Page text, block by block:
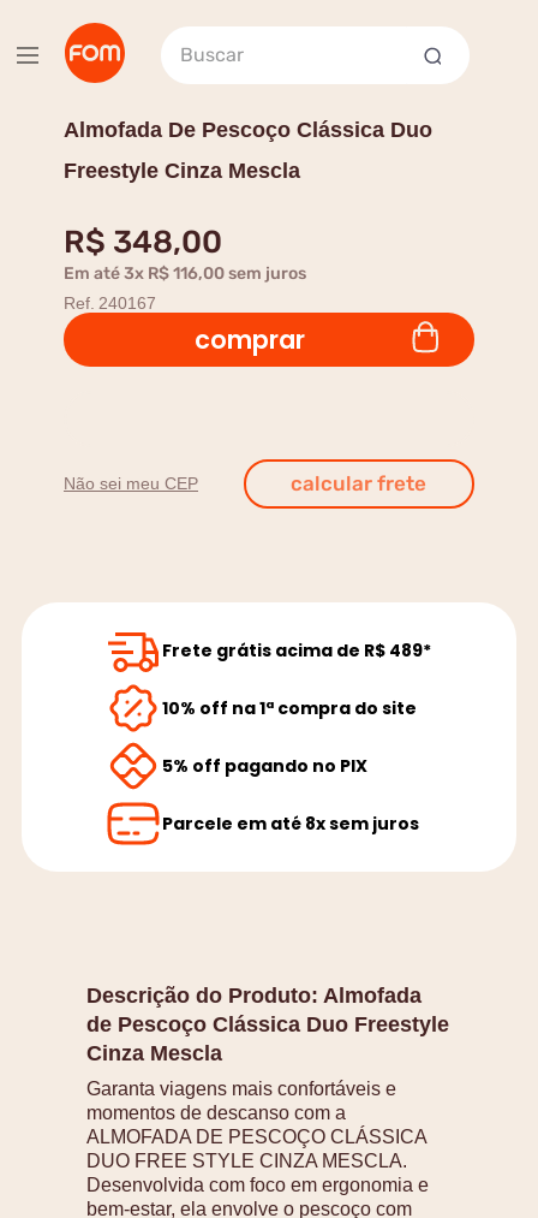
Buscar
Almofada De Pescoço Clássica Duo
Freestyle Cinza Mescla
R$ 348,00
Em até3x R$116,00sem juros
Ref. 240167
comprar
Não sei meu CEP
Frete grátis acima de R$ 489*
10% off na 1ª compra do site
5% off pagando no PIX
Parcele em até 8x sem juros
Descrição do Produto: Almofada
de Pescoço Clássica Duo Freestyle
Cinza Mescla
Garanta viagens mais confortáveis e
momentos de descanso com a
ALMOFADA DE PESCOÇO CLÁSSICA
DUO FREE STYLE CINZA MESCLA.
Desenvolvida com foco em ergonomia e
bem-estar, ela envolve o pescoço com